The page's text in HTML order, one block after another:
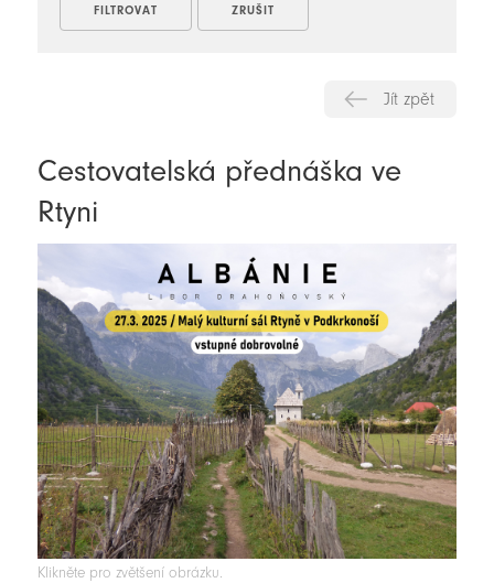
Jít zpět
Cestovatelská přednáška ve
Rtyni
Klikněte pro zvětšení obrázku.